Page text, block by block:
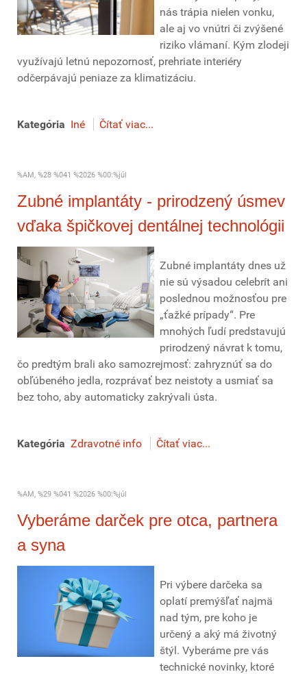
nás trápia nielen vonku,
ale aj vo vnútri či zvýšené
riziko vlámaní. Kým zlodeji
využívajú letnú nepozornosť, prehriate interiéry
odčerpávajú peniaze za klimatizáciu.
Kategória Iné Čítať viac...
%AM, %28 %041 %2026 %00:%júl
Zubné implantáty - prirodzený úsmev
vďaka špičkovej dentálnej technológii
Zubné implantáty dnes už
nie sú výsadou celebrít ani
poslednou možnosťou pre
„ťažké prípady“. Pre
mnohých ľudí predstavujú
prirodzený návrat k tomu,
čo predtým brali ako samozrejmosť: zahryznúť sa do
obľúbeného jedla, rozprávať bez neistoty a usmiať sa
bez toho, aby automaticky zakrývali ústa.
Kategória Zdravotné info Čítať viac...
%AM, %29 %041 %2026 %00:%júl
Vyberáme darček pre otca, partnera
a syna
Pri výbere darčeka sa
oplatí premýšľať najmä
nad tým, pre koho je
určený a aký má životný
štýl. Vyberáme pre vás
technické novinky, ktoré